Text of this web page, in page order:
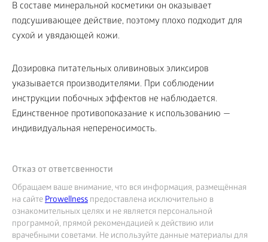
В составе минеральной косметики он оказывает
подсушивающее действие, поэтому плохо подходит для
сухой и увядающей кожи.
Дозировка питательных оливиновых эликсиров
указывается производителями. При соблюдении
инструкции побочных эффектов не наблюдается.
Единственное противопоказание к использованию —
индивидуальная непереносимость.
Отказ от ответсвенности
Обращаем ваше внимание, что вся информация, размещённая
на сайтеProwellness предоставлена исключительно в
ознакомительных целях и не является персональной
программой, прямой рекомендацией к действию или
врачебными советами. Не используйте данные материалы для